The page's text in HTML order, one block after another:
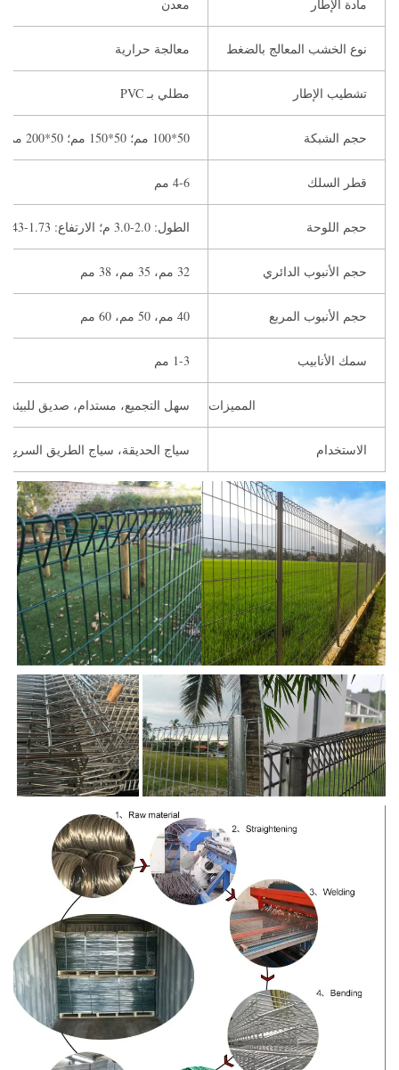
مادة الإطار معدن
نوع الخشب المعالج بالضغط معالجة حرارية
تشطيب الإطار مطلي بـ PVC
حجم الشبكة
قطر السلك
حجم اللوحة الطول: 2.0-3.0 م؛ الارتفاع: 1.73-2.43 م
حجم الأنبوب الدائري
حجم الأنبوب المربع
سمك الأنابيب
المميزات سهل التجميع، مستدام، صديق للبيئة، FSC، أخشاب معالجة تحت الضغط، مصادر قابلة للتجديد، مقاوم للقوارض، زجاج معالج
الاستخدام سياج الحديقة، سياج الطريق السريع،